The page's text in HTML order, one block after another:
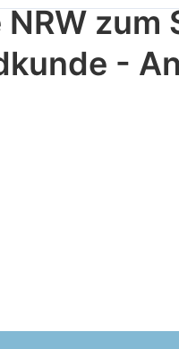
zum
-